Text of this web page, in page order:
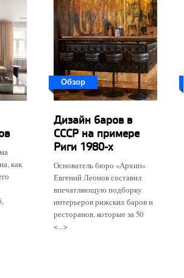
как
Обзор
Дизайн баров в
СССР на примере
Риги 1980-х
Основатель бюро «Архип»
Евгений Леонов составил
впечатляющую подборку
интерьеров рижских баров и
ресторанов, которые за 50
<...>